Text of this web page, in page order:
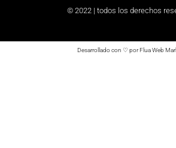
© 2022 | todos los derechos
Desarrollado con ♡ por Flua Web